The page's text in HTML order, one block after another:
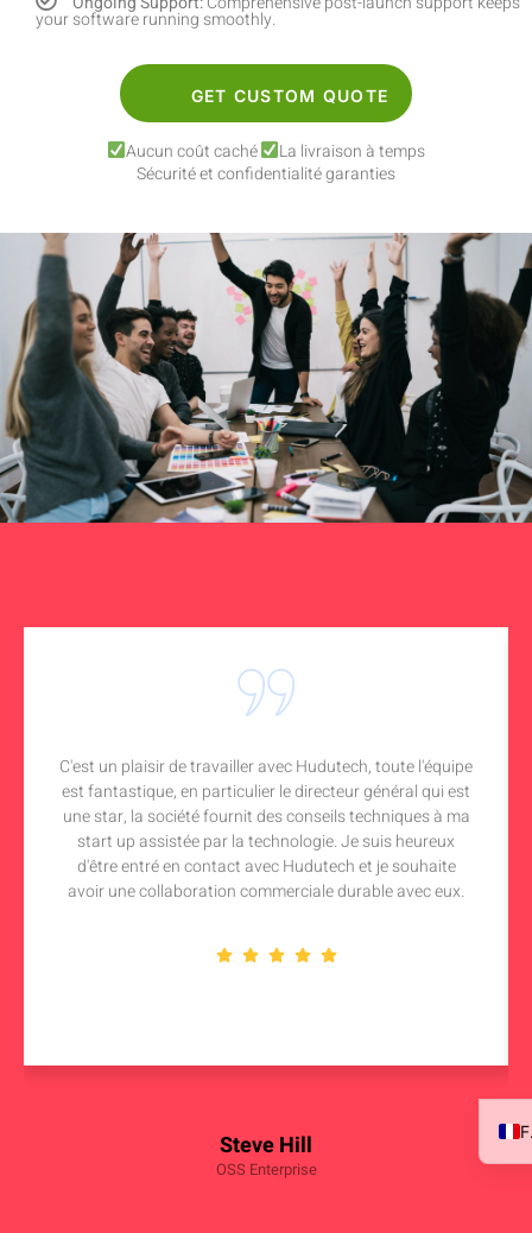
your software running smoothly.
GET CUSTOM QUOTE
Aucun coût caché
La livraison à temps
Sécurité et confidentialité garanties
Steve Hill
OSS Enterprise
C'est un plaisir de travailler avec Hudutech, toute l'équipe
est fantastique, en particulier le directeur général qui est
une star, la société fournit des conseils techniques à ma
start up assistée par la technologie. Je suis heureux
d'être entré en contact avec Hudutech et je souhaite
avoir une collaboration commerciale durable avec eux.